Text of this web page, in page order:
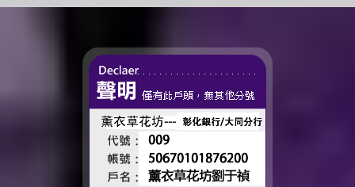
很多，準備往下一段生活前